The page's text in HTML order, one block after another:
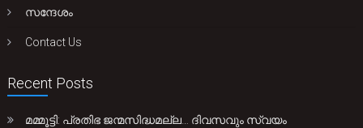
സന്ദേശം
Contact Us
Recent Posts
മമ്മൂട്ടി: പ്രതിഭ ജന്മസിദ്ധമല്ല… ദിവസവും സ്വയം